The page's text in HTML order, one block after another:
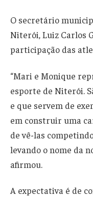
O secretário
Niterói, Luiz Carlos
participação das
“Mari e Monique
esporte de Niterói.
e que servem de
em construir uma
de vê-las
levando o nome da
afirmou.
A expectativa é de